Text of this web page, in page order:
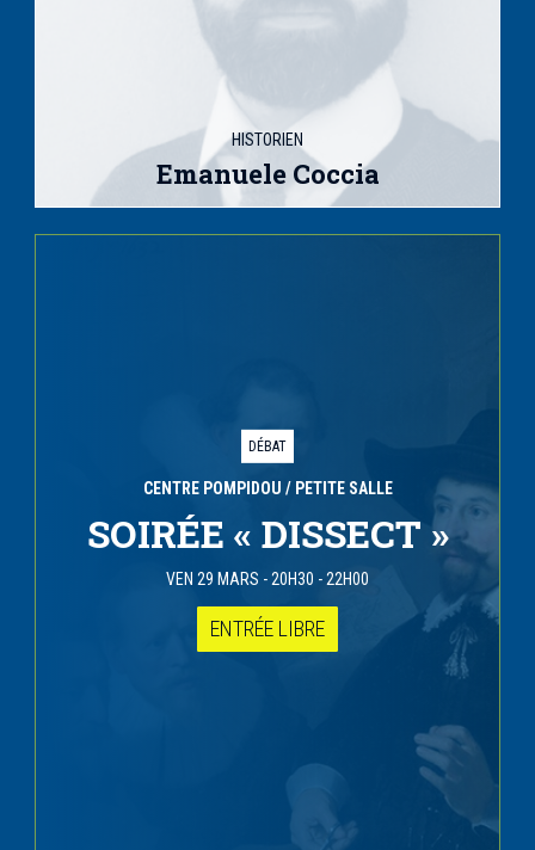
HISTORIEN
Emanuele Coccia
DÉBAT
CENTRE POMPIDOU / PETITE SALLE
SOIRÉE « DISSECT »
VEN 29 MARS - 20H30 - 22H00
ENTRÉE LIBRE